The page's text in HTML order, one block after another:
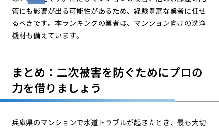
管にも影響が出る可能性があるため、経験豊富な業者に任せ
るべきです。本ランキングの業者は、マンション向けの洗浄
機材も備えています。
まとめ：二次被害を防ぐためにプロの
力を借りましょう
兵庫県のマンションで水道トラブルが起きたとき、最も大切